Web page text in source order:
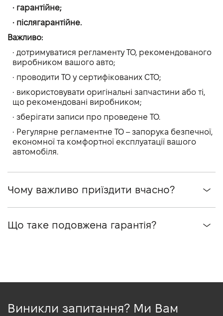
• гарантійне;
• післягарантійне.
Важливо:
• дотримуватися регламенту ТО, рекомендованого
виробником вашого авто;
• проводити ТО у сертифікованих СТО;
• використовувати оригінальні запчастини або ті,
що рекомендовані виробником;
• зберігати записи про проведене ТО.
• Регулярне регламентне ТО – запорука безпечної,
економної та комфортної експлуатації вашого
автомобіля.
Чому важливо приїздити вчасно?
Що таке подовжена гарантія?
Виникли запитання? Ми Вам